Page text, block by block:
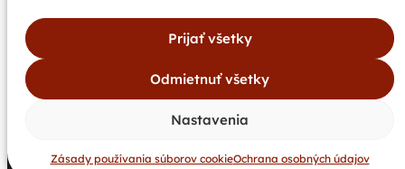
Prijať všetky
Odmietnuť všetky
Nastavenia
Zásady používania súborov cookieOchrana osobných údajov
tretích krajín vrátane migrantov“
charita.
Cookies